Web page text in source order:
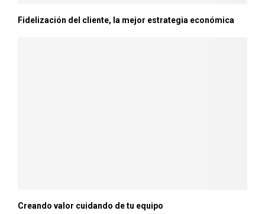
Fidelización del cliente, la mejor estrategia económica
Creando valor cuidando de tu equipo